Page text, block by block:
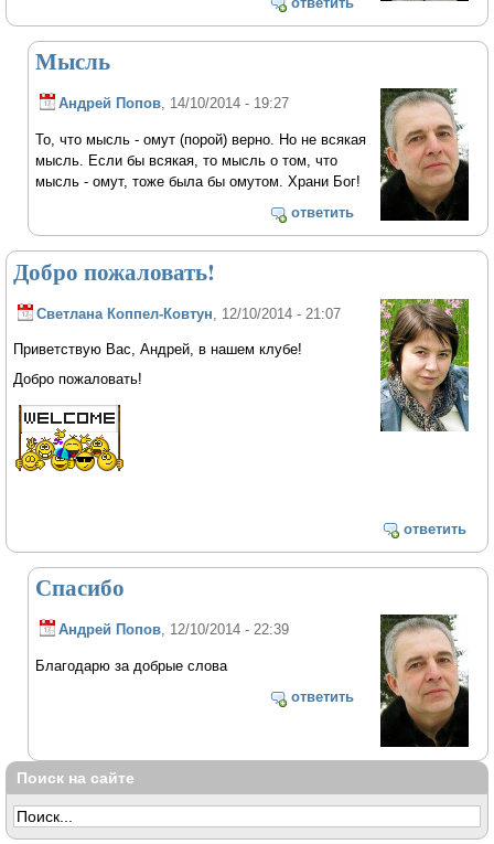
Мысль
Андрей Попов , 14/10/2014 - 19:27
То, что мысль - омут (порой) верно. Но не всякая
мысль. Если бы всякая, то мысль о том, что
мысль - омут, тоже была бы омутом. Храни Бог!
ответить
Добро пожаловать!
Светлана Коппел-Ковтун , 12/10/2014 - 21:07
Приветствую Вас, Андрей, в нашем клубе!
Добро пожаловать!
ответить
Спасибо
Андрей Попов , 12/10/2014 - 22:39
Благодарю за добрые слова
ответить
Поиск на сайте